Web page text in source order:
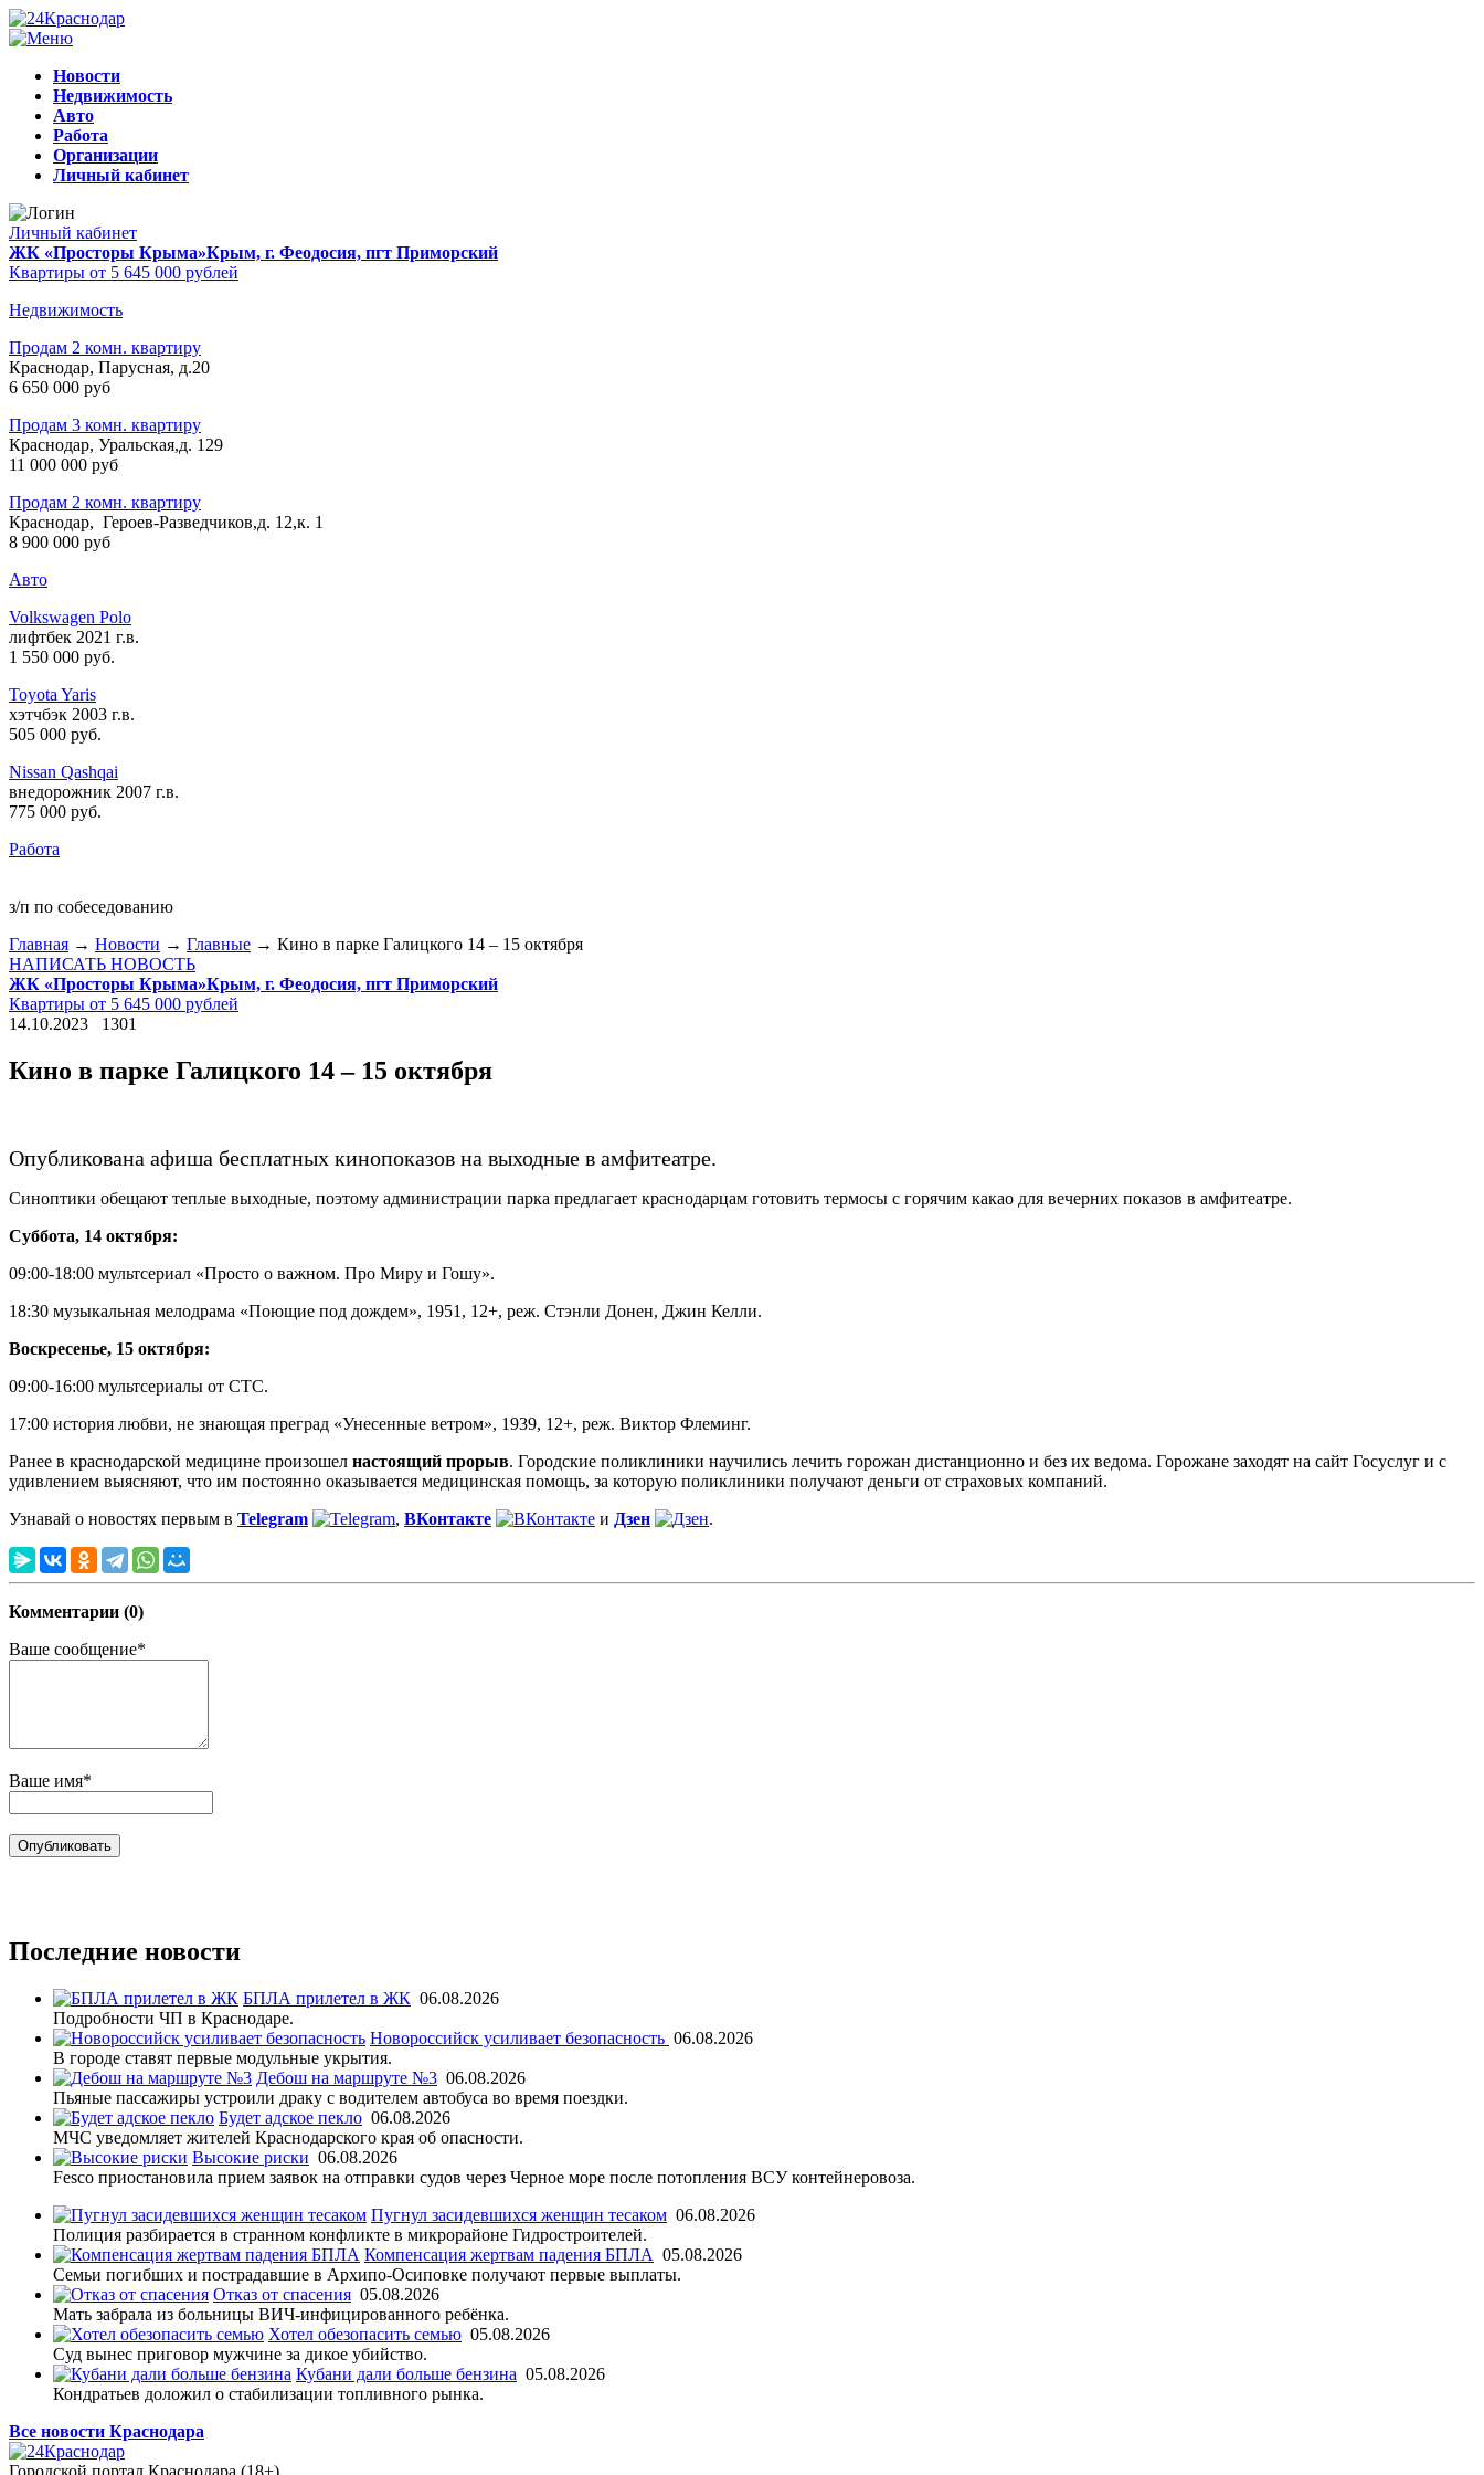
Новости
Недвижимость
Авто
Работа
Организации
Личный кабинет
Личный кабинет
ЖК «Просторы Крыма»Крым, г. Феодосия, пгт Приморский
Квартиры от 5 645 000 рублей
Недвижимость
Продам 2 комн. квартиру
Краснодар, Парусная, д.20
6 650 000 руб
Продам 3 комн. квартиру
Краснодар, Уральская,д. 129
11 000 000 руб
Продам 2 комн. квартиру
Краснодар, Героев-Разведчиков,д. 12,к. 1
8 900 000 руб
Авто
Volkswagen Polo
лифтбек 2021 г.в.
1 550 000 руб.
Toyota Yaris
хэтчбэк 2003 г.в.
505 000 руб.
Nissan Qashqai
внедорожник 2007 г.в.
775 000 руб.
Работа
з/п по собеседованию
Главная → Новости → Главные → Кино в парке Галицкого 14 – 15 октября
НАПИСАТЬ НОВОСТЬ
ЖК «Просторы Крыма»Крым, г. Феодосия, пгт Приморский
Квартиры от 5 645 000 рублей
14.10.2023
1301
Кино в парке Галицкого 14 – 15 октября
Опубликована афиша бесплатных кинопоказов на выходные в амфитеатре.
Синоптики обещают теплые выходные, поэтому администрации парка предлагает краснодарцам готовить термосы с горячим какао для вечерних показов в амфитеатре.
Суббота, 14 октября:
09:00-18:00 мультсериал «Просто о важном. Про Миру и Гошу».
18:30 музыкальная мелодрама «Поющие под дождем», 1951, 12+, реж. Стэнли Донен, Джин Келли.
Воскресенье, 15 октября:
09:00-16:00 мультсериалы от СТС.
17:00 история любви, не знающая преград «Унесенные ветром», 1939, 12+, реж. Виктор Флеминг.
Ранее в краснодарской медицине произошел настоящий прорыв. Городские поликлиники научились лечить горожан дистанционно и без их ведома. Горожане заходят на сайт Госуслуг и с
удивлением выясняют, что им постоянно оказывается медицинская помощь, за которую поликлиники получают деньги от страховых компаний.
Узнавай о новостях первым в Telegram , ВКонтакте и Дзен .
Комментарии (0)
Ваше сообщение*
Ваше имя*
Последние новости
БПЛА прилетел в ЖК 06.08.2026
Подробности ЧП в Краснодаре.
Новороссийск усиливает безопасность 06.08.2026
В городе ставят первые модульные укрытия.
Дебош на маршруте №3 06.08.2026
Пьяные пассажиры устроили драку с водителем автобуса во время поездки.
Будет адское пекло 06.08.2026
МЧС уведомляет жителей Краснодарского края об опасности.
Высокие риски 06.08.2026
Fesco приостановила прием заявок на отправки судов через Черное море после потопления ВСУ контейнеровоза.
Пугнул засидевшихся женщин тесаком 06.08.2026
Полиция разбирается в странном конфликте в микрорайоне Гидростроителей.
Компенсация жертвам падения БПЛА 05.08.2026
Семьи погибших и пострадавшие в Архипо-Осиповке получают первые выплаты.
Отказ от спасения 05.08.2026
Мать забрала из больницы ВИЧ-инфицированного ребёнка.
Хотел обезопасить семью 05.08.2026
Суд вынес приговор мужчине за дикое убийство.
Кубани дали больше бензина 05.08.2026
Кондратьев доложил о стабилизации топливного рынка.
Все новости Краснодара
Городской портал Краснодара (18+)